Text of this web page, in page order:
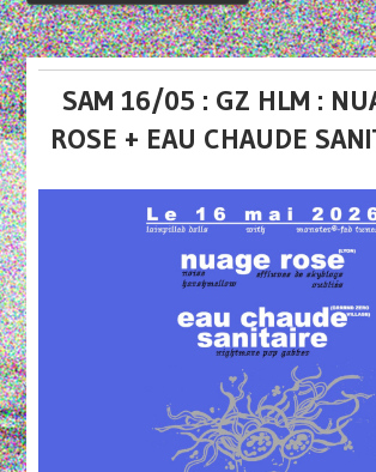
SAM 16/05 : GZ HLM :
ROSE + EAU CHAUDE